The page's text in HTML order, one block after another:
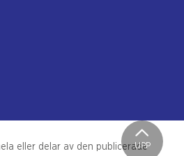
UPP
eller delar av den publicerade